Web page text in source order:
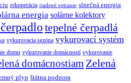
rekuperácia riadené vetranie slnečná energia
energia solárne kolektory
tepelné čerpadlá
vykurovacia sezóna vykurovací systém
domu vykurovanie domácností vykurovanie
domácnostiam Zelená
plyn štátna podpora